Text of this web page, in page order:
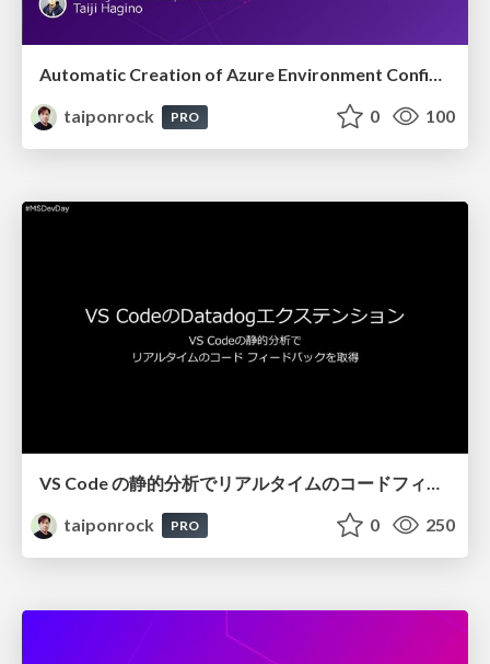
Automatic Creation of Azure Environment Configuration Diagrams! with Datadog Cloudcraft
taiponrock
PRO 0 100
taiponrock
PRO 0 250